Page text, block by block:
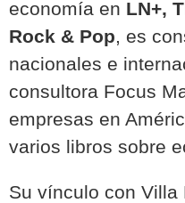
economía en LN+,
Rock & Pop, es
nacionales e
consultora Focus
empresas en
varios libros sobre
Su vínculo con Villa